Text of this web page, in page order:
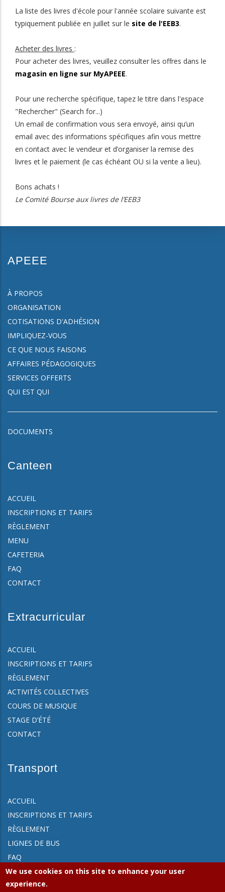
La liste des livres d'école pour l'année scolaire suivante est
typiquement publiée en juillet sur le site de l'EEB3.
Acheter des livres :
Pour acheter des livres, veuillez consulter les offres dans le
magasin en ligne sur MyAPEEE.
Pour une recherche spécifique, tapez le titre dans l'espace
"Rechercher" (Search for...)
Un email de confirmation vous sera envoyé, ainsi qu’un
email avec des informations spécifiques afin vous mettre
en contact avec le vendeur et d’organiser la remise des
livres et le paiement (le cas échéant OU si la vente a lieu).
Bons achats !
Le Comité Bourse aux livres de l’EEB3
APEEE
À PROPOS
ORGANISATION
COTISATIONS D'ADHÉSION
IMPLIQUEZ-VOUS
CE QUE NOUS FAISONS
AFFAIRES PÉDAGOGIQUES
SERVICES OFFERTS
QUI EST QUI
DOCUMENTS
Canteen
ACCUEIL
INSCRIPTIONS ET TARIFS
RÈGLEMENT
MENU
CAFETERIA
FAQ
CONTACT
Extracurricular
ACCUEIL
INSCRIPTIONS ET TARIFS
RÈGLEMENT
ACTIVITÉS COLLECTIVES
COURS DE MUSIQUE
STAGE D’ÉTÉ
CONTACT
Transport
ACCUEIL
INSCRIPTIONS ET TARIFS
RÈGLEMENT
LIGNES DE BUS
FAQ
CONTACT
We use cookies on this site to enhance your user
experience.